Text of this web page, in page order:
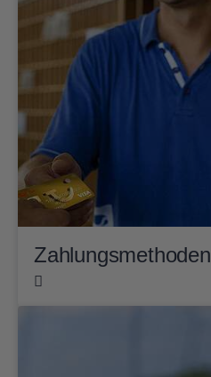
Zahlungsmethoden